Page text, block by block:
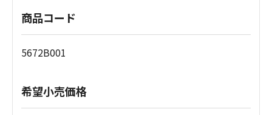
商品コード
5672B001
希望小売価格